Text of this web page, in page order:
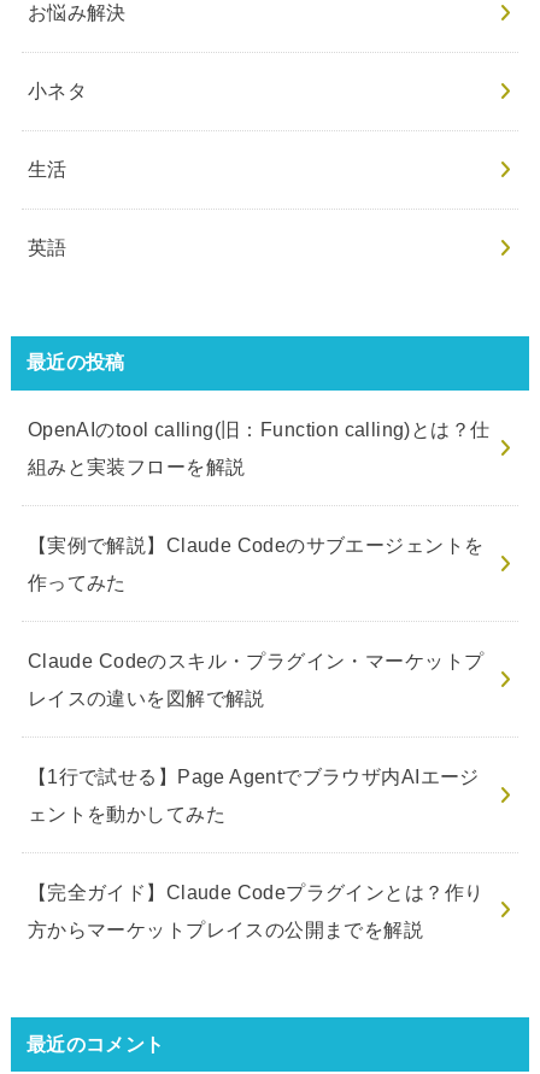
お悩み解決
小ネタ
生活
英語
最近の投稿
OpenAIのtool calling(旧：Function calling)とは？仕
組みと実装フローを解説
【実例で解説】Claude Codeのサブエージェントを
作ってみた
Claude Codeのスキル・プラグイン・マーケットプ
レイスの違いを図解で解説
【1行で試せる】Page Agentでブラウザ内AIエージ
ェントを動かしてみた
【完全ガイド】Claude Codeプラグインとは？作り
方からマーケットプレイスの公開までを解説
最近のコメント